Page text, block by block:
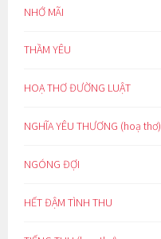
NHỚ MÃI
THẦM YÊU
HOẠ THƠ ĐƯỜNG LUẬT
NGHĨA YÊU THƯƠNG (hoạ thơ)
NGÓNG ĐỢI
HẾT ĐẬM TÌNH THU